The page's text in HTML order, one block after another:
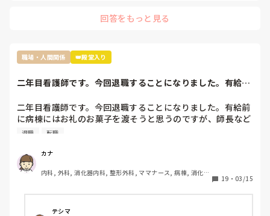
回答をもっと見る
職場・人間関係 👑殿堂入り
二年目看護師です。今回退職することになりました。有給前
二年目看護師です。今回退職することになりました。有給前
に病棟にはお礼のお菓子を渡そうと思うのですが、師長など
個々へお礼のお菓子を用意するか迷っています。みなさん移
退職 転職
カナ
内科, 外科, 消化器内科, 整形外科, ママナース, 病棟, 消化器
19 ・ 03/15
テシマ